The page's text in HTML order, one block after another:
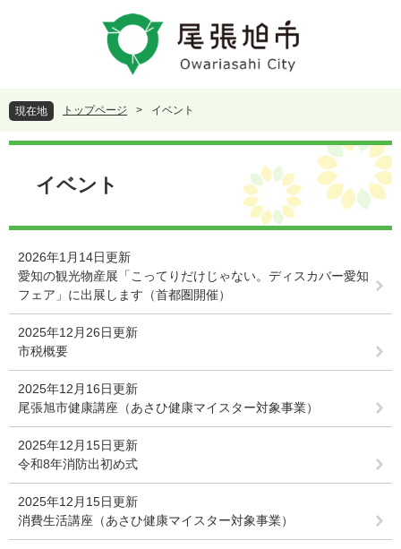
頭
で
す
飛
ば
し
現在地 トップページ > イベント
本
イベント
2026年1月14日更新
愛知の観光物産展「こってりだけじゃない。ディスカバー愛知
フェア」に出展します（首都圏開催）
2025年12月26日更新
市税概要
2025年12月16日更新
尾張旭市健康講座（あさひ健康マイスター対象事業）
2025年12月15日更新
令和8年消防出初め式
2025年12月15日更新
消費生活講座（あさひ健康マイスター対象事業）